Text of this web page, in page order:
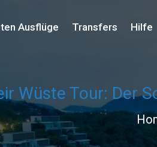
Ausflüge Transfers Hilfe
Wüste Tour: Der